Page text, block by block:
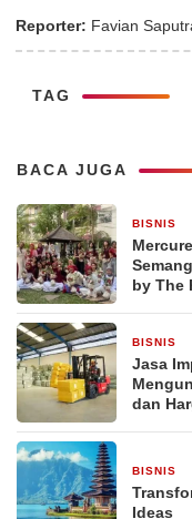
Reporter: Favian
TAG
BACA JUGA
BISNIS
by The
BISNIS
Jasa
dan
BISNIS
Ideas